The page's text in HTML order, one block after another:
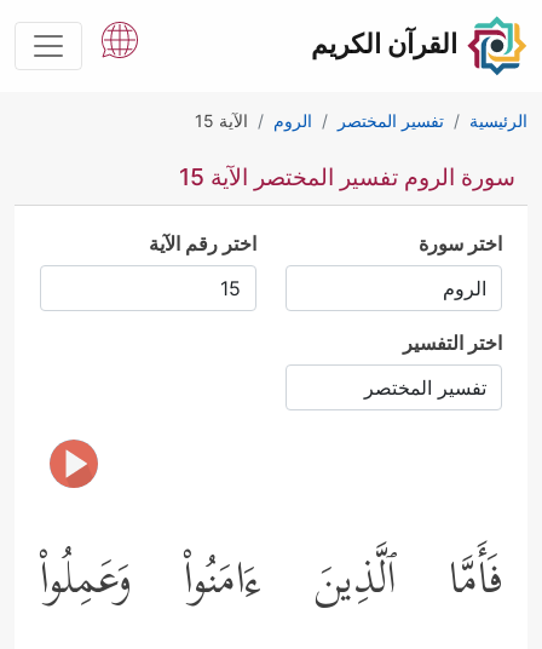
القرآن الكريم
الرئيسية تفسير المختصر الروم الآية 15
سورة الروم تفسير المختصر الآية 15
اختر سورة اختر رقم الآية
اختر التفسير
فَأَمَّا ٱلَّذِینَ ءَامَنُواْ وَعَمِلُواْ